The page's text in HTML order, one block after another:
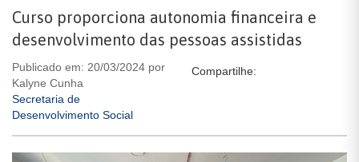
Curso proporciona autonomia financeira e
desenvolvimento das pessoas assistidas
Publicado em: 20/03/2024 por
Kalyne Cunha
Secretaria de
Desenvolvimento Social
Compartilhe: